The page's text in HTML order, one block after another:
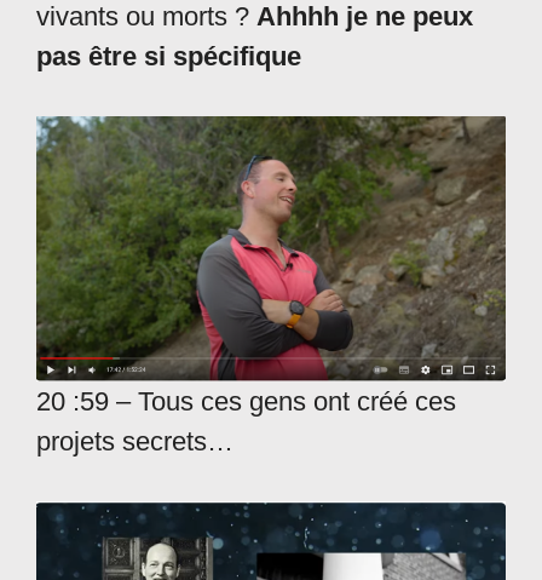
vivants ou morts ? Ahhhh je ne peux
pas être si spécifique
20 :59 – Tous ces gens ont créé ces
projets secrets…